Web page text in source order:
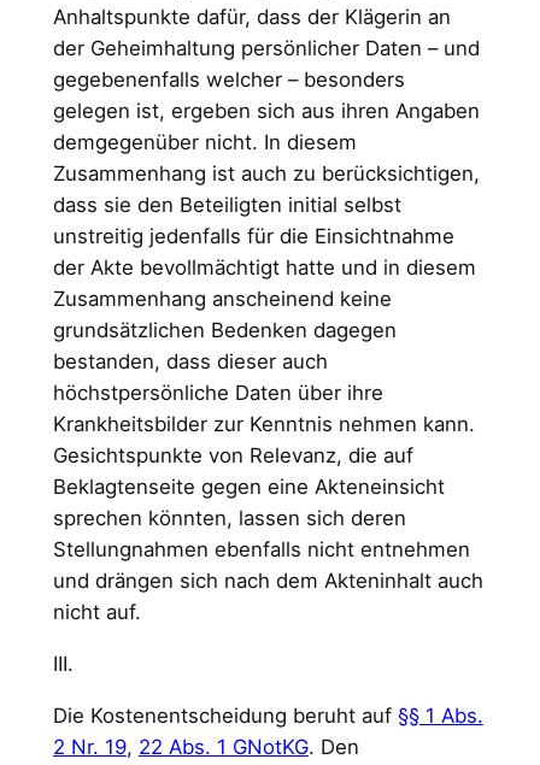
Anhaltspunkte dafür, dass der Klägerin an
der Geheimhaltung persönlicher Daten – und
gegebenenfalls welcher – besonders
gelegen ist, ergeben sich aus ihren Angaben
demgegenüber nicht. In diesem
Zusammenhang ist auch zu berücksichtigen,
dass sie den Beteiligten initial selbst
unstreitig jedenfalls für die Einsichtnahme
der Akte bevollmächtigt hatte und in diesem
Zusammenhang anscheinend keine
grundsätzlichen Bedenken dagegen
bestanden, dass dieser auch
höchstpersönliche Daten über ihre
Krankheitsbilder zur Kenntnis nehmen kann.
Gesichtspunkte von Relevanz, die auf
Beklagtenseite gegen eine Akteneinsicht
sprechen könnten, lassen sich deren
Stellungnahmen ebenfalls nicht entnehmen
und drängen sich nach dem Akteninhalt auch
nicht auf.
III.
Die Kostenentscheidung beruht auf §§ 1 Abs.
2 Nr. 19, 22 Abs. 1 GNotKG. Den